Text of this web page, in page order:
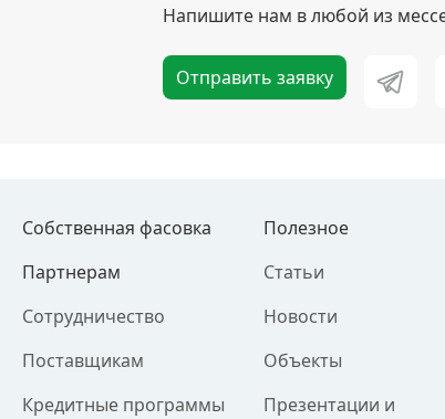
Напишите нам в любой из
Отправить заявку
Собственная фасовка
Партнерам
Сотрудничество
Поставщикам
Кредитные программы
Полезное
Статьи
Новости
Объекты
Презентации и